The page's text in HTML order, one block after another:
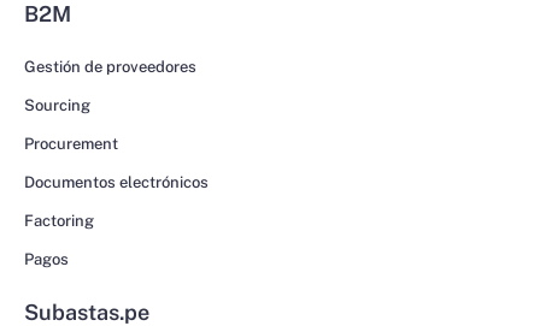
B2M
Gestión de proveedores
Sourcing
Procurement
Documentos electrónicos
Factoring
Pagos
Subastas.pe